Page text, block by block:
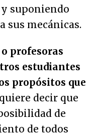
suponiendo
sus mecánicas.
profesoras
estudiantes
propósitos que
decir que
de
de todos